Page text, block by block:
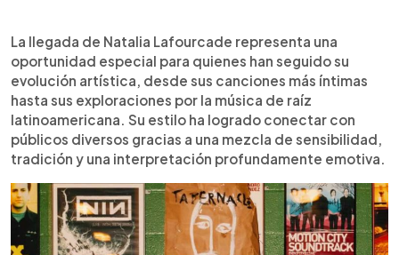
La llegada de Natalia Lafourcade representa una
oportunidad especial para quienes han seguido su
evolución artística, desde sus canciones más íntimas
hasta sus exploraciones por la música de raíz
latinoamericana. Su estilo ha logrado conectar con
públicos diversos gracias a una mezcla de sensibilidad,
tradición y una interpretación profundamente emotiva.